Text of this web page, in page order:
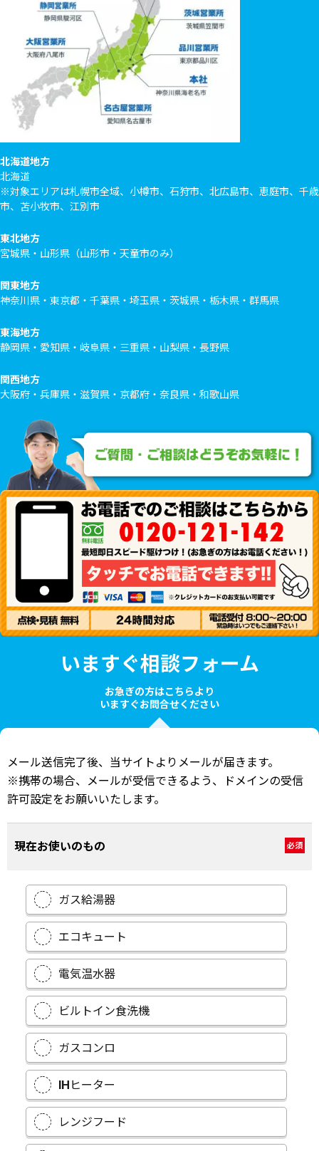
北海道地方
北海道
※対象エリアは札幌市全域、小樽市、石狩市、北広島市、恵庭市、千歳
市、苫小牧市、江別市
東北地方
宮城県・山形県（山形市・天童市のみ）
関東地方
神奈川県・東京都・千葉県・埼玉県・茨城県・栃木県・群馬県
東海地方
静岡県・愛知県・岐阜県・三重県・山梨県・長野県
関西地方
大阪府・兵庫県・滋賀県・京都府・奈良県・和歌山県
いますぐ相談フォーム
お急ぎの方はこちらより
いますぐお問合せください
メール送信完了後、当サイトよりメールが届きます。
※携帯の場合、メールが受信できるよう、ドメインの受信
許可設定をお願いいたします。
現在お使いのもの 必須
ガス給湯器
エコキュート
電気温水器
ビルトイン食洗機
ガスコンロ
IHヒーター
レンジフード